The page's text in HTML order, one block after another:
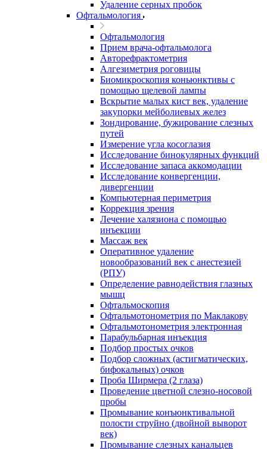
Удаление серных пробок
Офтальмология
Офтальмология
Прием врача-офтальмолога
Авторефрактометрия
Алгезиметрия роговицы
Биомикроскопия коньюнктивы с
помощью щелевой лампы
Вскрытие малых кист век, удаление
закупорки мейболиевых желез
Зондирование, бужирование слезных
путей
Измерение угла косоглазия
Исследование бинокулярных функций
Исследование запаса аккомодации
Исследование конвергенции,
дивергенции
Компьютерная периметрия
Коррекция зрения
Лечение халязиона с помощью
инъекции
Массаж век
Оперативное удаление
новообразований век с анестезией
(РПУ)
Определение равнодействия глазных
мышц
Офтальмоскопия
Офтальмотонометрия по Маклакову
Офтальмотонометрия электронная
Парабульбарная инъекция
Подбор простых очков
Подбор сложных (астигматических,
бифокальных) очков
Проба Ширмера (2 глаза)
Проведение цветной слезно-носовой
пробы
Промывание конъюнктивальной
полости струйно (двойной выворот
век)
Промывание слезных канальцев